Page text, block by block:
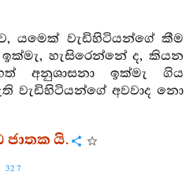
යමෙක් වැඩිහිටියන්ගේ කීම
හැසිරෙන්නේ ද, කියන
අනුශාසනා ඉක්මැ ගිය
වැඩිහිටියන්ගේ අවවාද නො
ජාතක යි.
327